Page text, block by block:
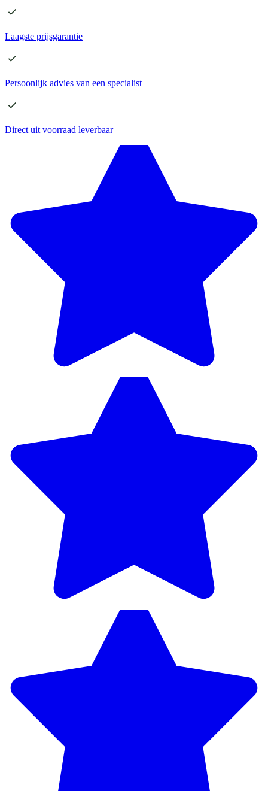
Laagste prijsgarantie
Persoonlijk advies van een specialist
Direct uit voorraad leverbaar